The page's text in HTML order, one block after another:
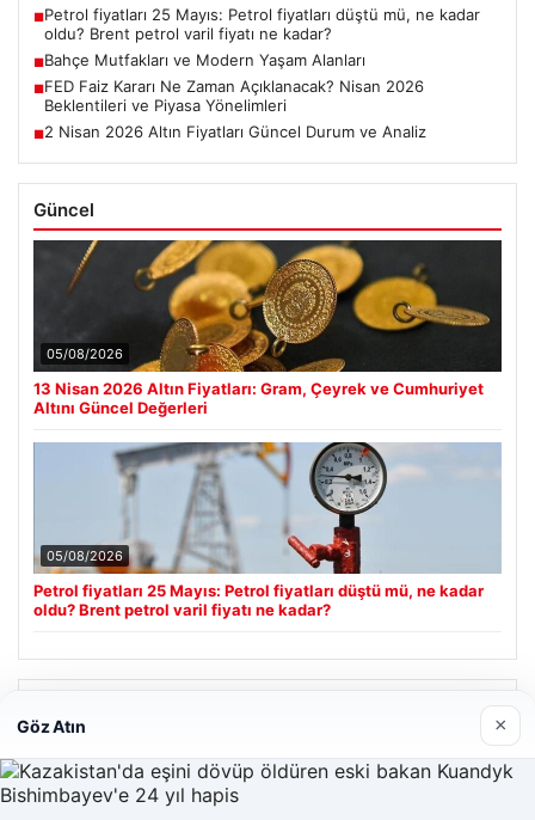
■Petrol fiyatları 25 Mayıs: Petrol fiyatları düştü mü, ne kadar
oldu? Brent petrol varil fiyatı ne kadar?
■Bahçe Mutfakları ve Modern Yaşam Alanları
■FED Faiz Kararı Ne Zaman Açıklanacak? Nisan 2026
Beklentileri ve Piyasa Yönelimleri
■2 Nisan 2026 Altın Fiyatları Güncel Durum ve Analiz
Güncel
05/08/2026
13 Nisan 2026 Altın Fiyatları: Gram, Çeyrek ve Cumhuriyet
Altını Güncel Değerleri
05/08/2026
Petrol fiyatları 25 Mayıs: Petrol fiyatları düştü mü, ne kadar
oldu? Brent petrol varil fiyatı ne kadar?
Göz Atın ×